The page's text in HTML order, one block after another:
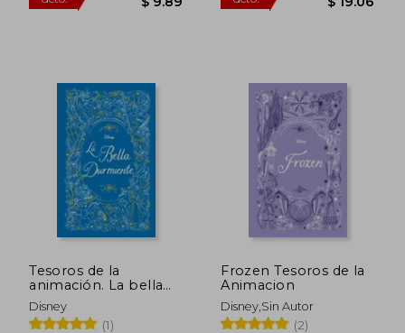
45%
dcto. $ 9.89
45%
dcto.
Tesoros de la
animación. La bella
durmiente
Disney
(1)
Frozen Tesoros de la
Animacion
Disney,Sin Autor
(2)